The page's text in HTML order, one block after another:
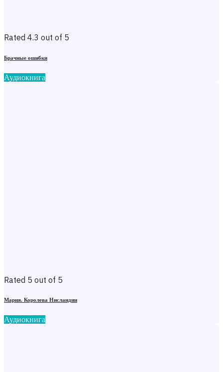
Rated 4.3 out of 5
Брачные ошибки
Аудиокнига
Rated 5 out of 5
Мария. Королева Нисландии
Аудиокнига